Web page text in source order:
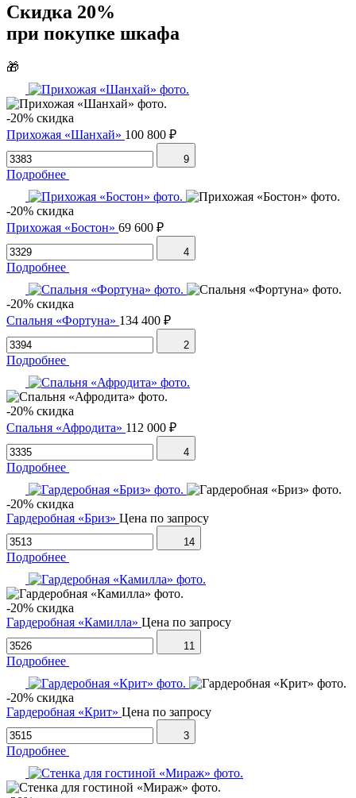
Скидка 20%
при покупке шкафа
🎁
-20% скидка
Прихожая «Шанхай» 100 800 ₽
9
Подробнее
-20% скидка
Прихожая «Бостон» 69 600 ₽
4
Подробнее
-20% скидка
Спальня «Фортуна» 134 400 ₽
2
Подробнее
-20% скидка
Спальня «Афродита» 112 000 ₽
4
Подробнее
-20% скидка
Гардеробная «Бриз» Цена по запросу
14
Подробнее
-20% скидка
Гардеробная «Камилла» Цена по запросу
11
Подробнее
-20% скидка
Гардеробная «Крит» Цена по запросу
3
Подробнее